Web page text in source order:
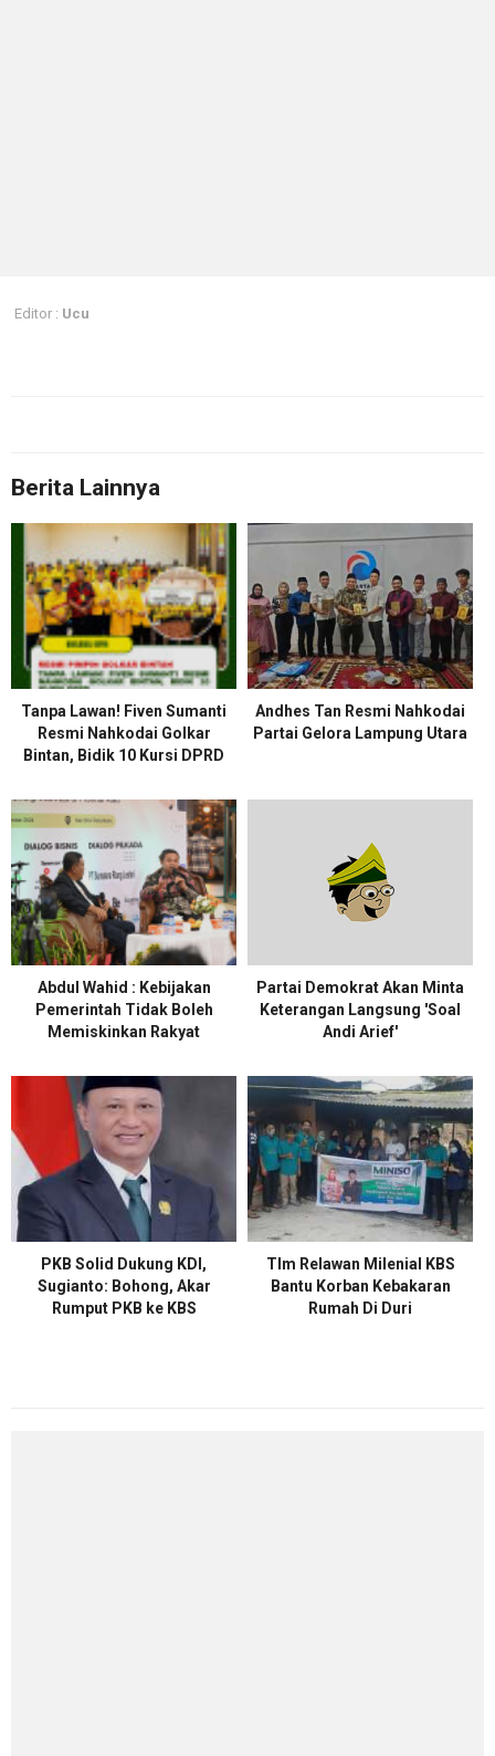
Editor : Ucu
Berita Lainnya
Tanpa Lawan! Fiven Sumanti
Resmi Nahkodai Golkar
Bintan, Bidik 10 Kursi DPRD
Andhes Tan Resmi Nahkodai
Partai Gelora Lampung Utara
Abdul Wahid : Kebijakan
Pemerintah Tidak Boleh
Memiskinkan Rakyat
Partai Demokrat Akan Minta
Keterangan Langsung 'Soal
Andi Arief'
PKB Solid Dukung KDI,
Sugianto: Bohong, Akar
Rumput PKB ke KBS
TIm Relawan Milenial KBS
Bantu Korban Kebakaran
Rumah Di Duri